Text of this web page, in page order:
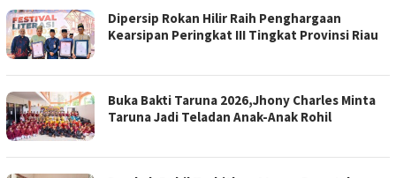
Dipersip Rokan Hilir Raih Penghargaan
Kearsipan Peringkat III Tingkat Provinsi Riau
Buka Bakti Taruna 2026,Jhony Charles Minta
Taruna Jadi Teladan Anak-Anak Rohil